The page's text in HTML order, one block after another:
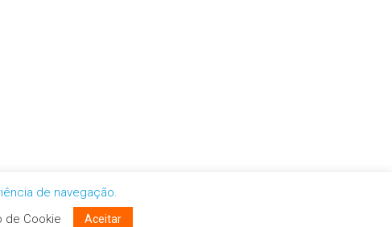
de navegação.
de Cookie Aceitar